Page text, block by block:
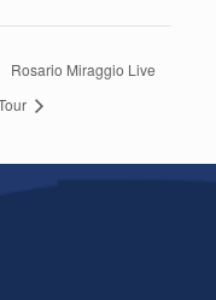
Rosario Miraggio Live